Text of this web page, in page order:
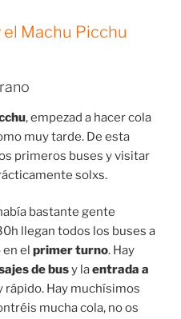
Machu Picchu
, empezad a hacer cola
muy tarde. De esta
primeros buses y visitar
solxs.
bastante gente
llegan todos los buses a
en el primer turno. Hay
de busy laentrada a
rápido. Hay muchísimos
mucha cola, no os